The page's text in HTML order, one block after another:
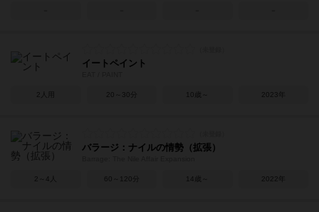
イートペイント
2人用 20～30分 10歳～ 2023年
バラージ：ナイルの情勢（拡張）
2～4人 60～120分 14歳～ 2022年